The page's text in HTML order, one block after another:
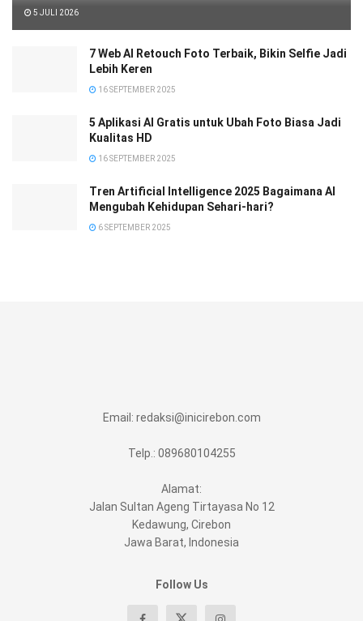
5 JULI 2026
7 Web AI Retouch Foto Terbaik, Bikin Selfie Jadi
Lebih Keren
16 SEPTEMBER 2025
5 Aplikasi AI Gratis untuk Ubah Foto Biasa Jadi
Kualitas HD
16 SEPTEMBER 2025
Tren Artificial Intelligence 2025 Bagaimana AI
Mengubah Kehidupan Sehari-hari?
6 SEPTEMBER 2025
Email: redaksi@inicirebon.com
Telp.: 089680104255
Alamat:
Jalan Sultan Ageng Tirtayasa No 12
Kedawung, Cirebon
Jawa Barat, Indonesia
Follow Us